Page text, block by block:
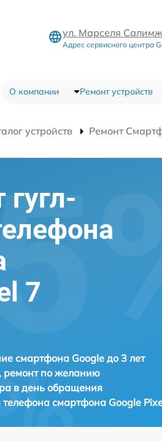
ул. Марселя
Адрес сервисного центра
О компании Ремонт устройств
устройств Ремонт
гугл-
7
смартфона Google до 3 лет
ремонт по желанию
в день обращения
телефона смартфона Google